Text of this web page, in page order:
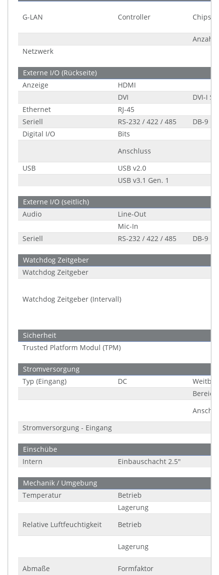
G-LAN Controller
Anzahl
Netzwerk
Externe I/O (Rückseite)
Anzeige
HDMI
DVI
DVI-I
Ethernet
RJ-45
Seriell
RS-232 / 422 / 485
DB-9
Digital I/O
Bits
Anschluss
USB
USB v2.0
USB v3.1 Gen. 1
Externe I/O (seitlich)
Audio
Line-Out
Mic-In
Seriell
RS-232 / 422 / 485 DB-9
Watchdog Zeitgeber
Watchdog Zeitgeber
Watchdog Zeitgeber (Intervall)
Sicherheit
Trusted Platform Modul (TPM)
Stromversorgung
Typ (Eingang)
DC
Bereich
Stromversorgung - Eingang
Einschübe
Intern
Einbauschacht 2.5"
Mechanik / Umgebung
Temperatur
Betrieb
Lagerung
Relative Luftfeuchtigkeit
Betrieb
Lagerung
Abmaße Formfaktor